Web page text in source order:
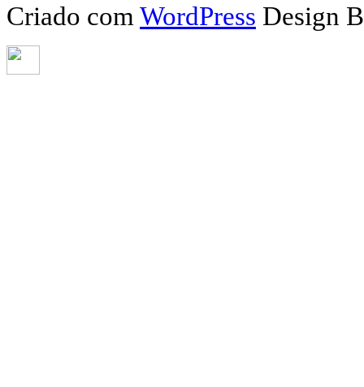
Criado com WordPress Design